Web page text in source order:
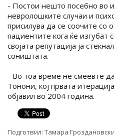
- Постои нешто посебно во
невролошките случаи и
присилува да се соочите со
пациентите кога ќе изгубат
својата репутација ја
соништата.
- Во тоа време не смеевте
Тонони, кој првата
објавил во 2004 година.
Подготвил: Тамара Гроздановски